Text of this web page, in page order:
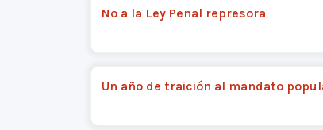
No a la Ley Penal represora
Un año de traición al mandato